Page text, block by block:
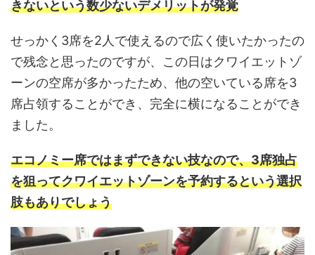
きないという数少ないデメリットが発覚
せっかく3席を2人で使えるので広く使いたかったの
で残念と思ったのですが、この日はクワイエットゾ
ーンの空席が多かったため、他の空いている席を3
席占領することができ、完全に横になることができ
ました。
エコノミー席ではまずできない技なので、3席独占
を狙ってクワイエットゾーンを予約するという選択
肢もありでしょう